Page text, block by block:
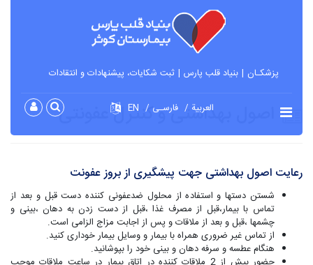
پزشکـان بنیاد قلب پارس ثبت شکایات، پیشنهادات و انتقادات
العربية فارسـی EN
اصول بهداشتی و کنترل عفونتی
رعایت اصول بهداشتی جهت پیشگیری از بروز عفونت
شستن دستها و استفاده از محلول ضدعفونی کننده دست قبل و بعد از
تماس با بیمار،قبل از مصرف غذا ،قبل از دست زدن به دهان ،بینی و
چشمها ،قبل و بعد از ملاقات و پس از اجابت مزاج الزامی است.
از تماس غیر ضروری همراه با بیمار و وسایل بیمار خوداری کنید.
هنگام عطسه و سرفه دهان و بینی خود را بپوشانید.